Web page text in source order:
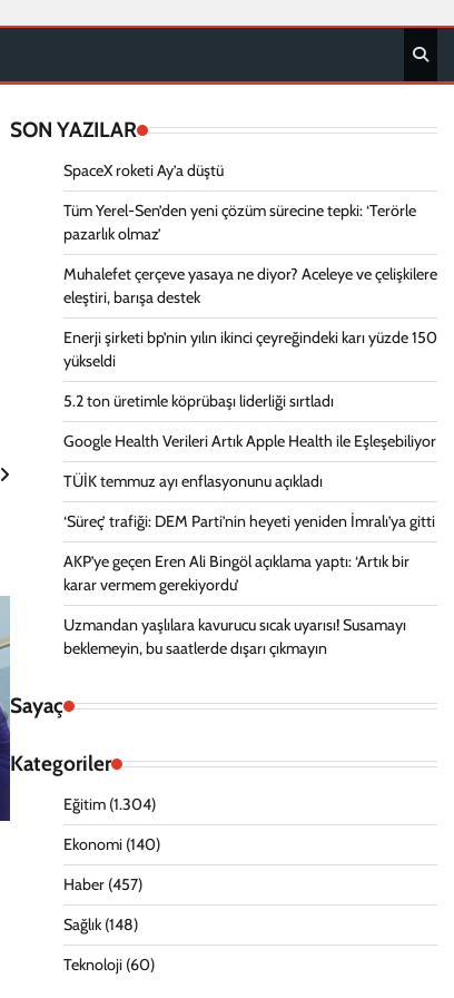
SON YAZILAR
SpaceX roketi Ay’a düştü
Tüm Yerel-Sen’den yeni çözüm sürecine tepki: ‘Terörle
pazarlık olmaz’
Muhalefet çerçeve yasaya ne diyor? Aceleye ve çelişkilere
eleştiri, barışa destek
Enerji şirketi bp’nin yılın ikinci çeyreğindeki karı yüzde 150
yükseldi
5.2 ton üretimle köprübaşı liderliği sırtladı
Google Health Verileri Artık Apple Health ile Eşleşebiliyor
TÜİK temmuz ayı enflasyonunu açıkladı
‘Süreç’ trafiği: DEM Parti’nin heyeti yeniden İmralı’ya gitti
AKP’ye geçen Eren Ali Bingöl açıklama yaptı: ‘Artık bir
karar vermem gerekiyordu’
Uzmandan yaşlılara kavurucu sıcak uyarısı! Susamayı
beklemeyin, bu saatlerde dışarı çıkmayın
Sayaç
Kategoriler
Eğitim(1.304)
Ekonomi(140)
Haber(457)
Sağlık(148)
Teknoloji(60)